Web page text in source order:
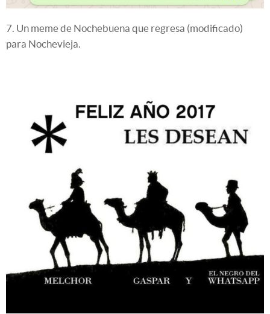
7. Un meme de Nochebuena que regresa (modificado)
para Nochevieja.